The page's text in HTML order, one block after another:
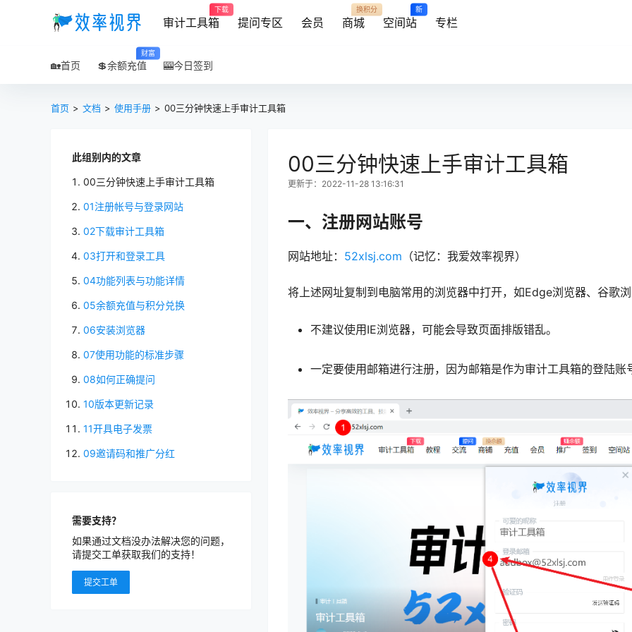
审计工具箱
下载
提问专区 会员 商城
换积分
空间站
新
专栏
🏡首页 💲余额充值
财富
🎰今日签到
首页 > 文档 > 使用手册 > 00三分钟快速上手审计工具箱
此组别内的文章
00三分钟快速上手审计工具箱
01注册帐号与登录网站
02下载审计工具箱
03打开和登录工具
04功能列表与功能详情
05余额充值与积分兑换
06安装浏览器
07使用功能的标准步骤
08如何正确提问
10版本更新记录
11开具电子发票
09邀请码和推广分红
需要支持？
如果通过文档没办法解决您的问题，
请提交工单获取我们的支持！
提交工单
00三分钟快速上手审计工具箱
更新于：2022-11-28 13:16:31
一、注册网站账号
网站地址： 52xlsj.com （记忆：我爱效率视界）
将上述网址复制到电脑常用的浏览器中打开，如Edge浏览器、谷歌
不建议使用IE浏览器，可能会导致页面排版错乱。
一定要使用邮箱进行注册，因为邮箱是作为审计工具箱的登陆账